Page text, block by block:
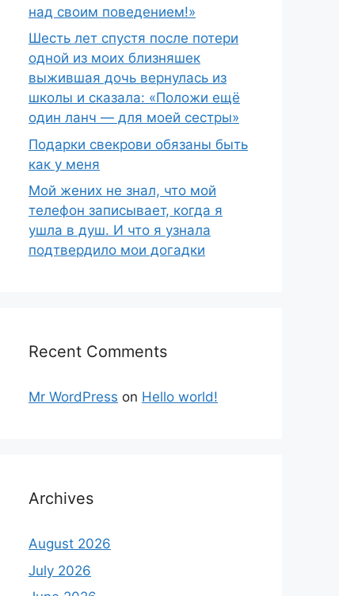
над своим поведением!»
Шесть лет спустя после потери
одной из моих близняшек
выжившая дочь вернулась из
школы и сказала: «Положи ещё
один ланч — для моей сестры»
Подарки свекрови обязаны быть
как у меня
Мой жених не знал, что мой
телефон записывает, когда я
ушла в душ. И что я узнала
подтвердило мои догадки
Recent Comments
Mr WordPress on Hello world!
Archives
August 2026
July 2026